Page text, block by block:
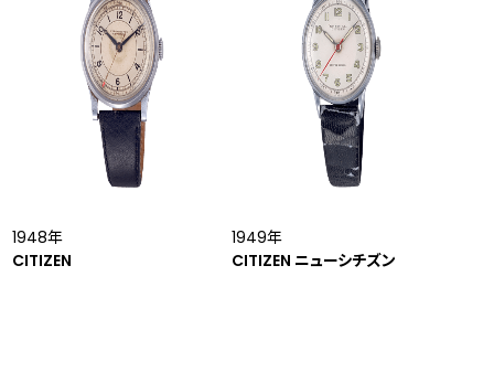
1948年
CITIZEN
1949年
CITIZEN ニューシチズン